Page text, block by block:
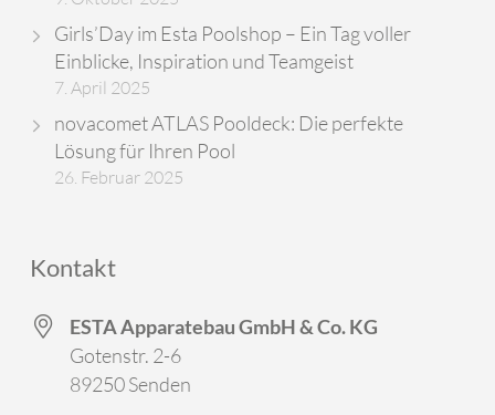
Girls’Day im Esta Poolshop – Ein Tag voller
Einblicke, Inspiration und Teamgeist
7. April 2025
novacomet ATLAS Pooldeck: Die perfekte
Lösung für Ihren Pool
26. Februar 2025
Kontakt
ESTA Apparatebau GmbH & Co. KG
Gotenstr. 2-6
89250 Senden